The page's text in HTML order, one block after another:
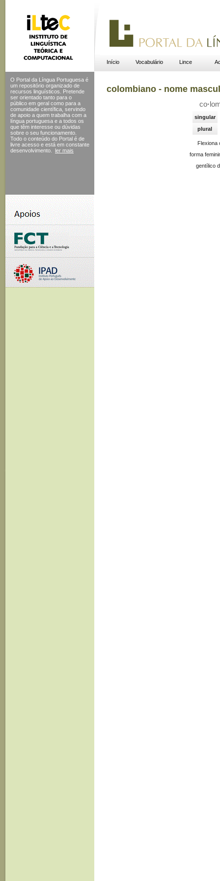
Início Vocabulário Lince
O Portal da Língua Portuguesa é
um repositório organizado de
recursos linguísticos. Pretende
ser orientado tanto para o
público em geral como para a
comunidade científica, servindo
de apoio a quem trabalha com a
língua portuguesa e a todos os
que têm interesse ou dúvidas
sobre o seu funcionamento.
Todo o conteúdo do Portal é de
livre acesso e está em constante
desenvolvimento.
ler mais
colombiano - nome
co·
singular
plural
Flexiona
forma
gentílico